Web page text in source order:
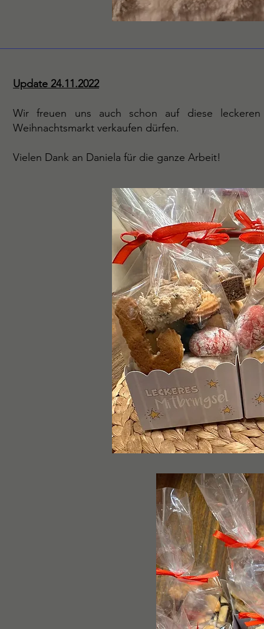
Update 24.11.2022
Wir freuen uns auch schon auf diese
Weihnachtsmarkt verkaufen dürfen.
Vielen Dank an Daniela für die ganze Arbeit!